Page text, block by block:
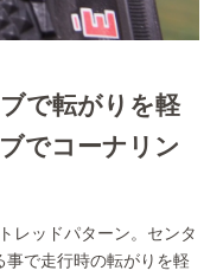
で転がりを軽
でコーナリン
レッドパターン。センタ
事で走行時の転がりを軽